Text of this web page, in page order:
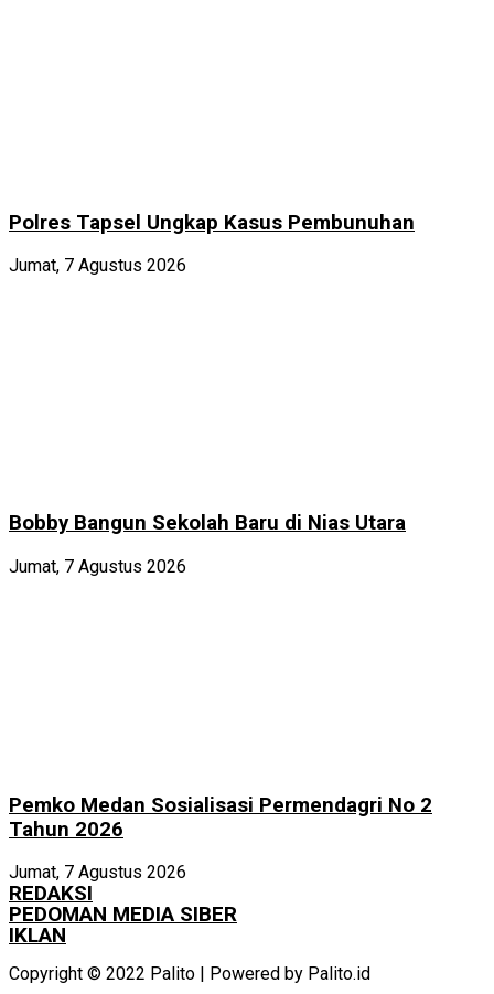
Polres Tapsel Ungkap Kasus Pembunuhan
Jumat, 7 Agustus 2026
Bobby Bangun Sekolah Baru di Nias Utara
Jumat, 7 Agustus 2026
Pemko Medan Sosialisasi Permendagri No 2
Tahun 2026
Jumat, 7 Agustus 2026
REDAKSI
PEDOMAN MEDIA SIBER
IKLAN
Copyright © 2022 Palito | Powered by Palito.id